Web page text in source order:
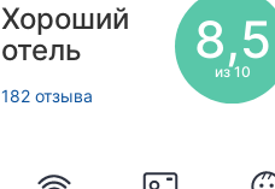
Хороший
отель
182 отзыва
8,5
из 10